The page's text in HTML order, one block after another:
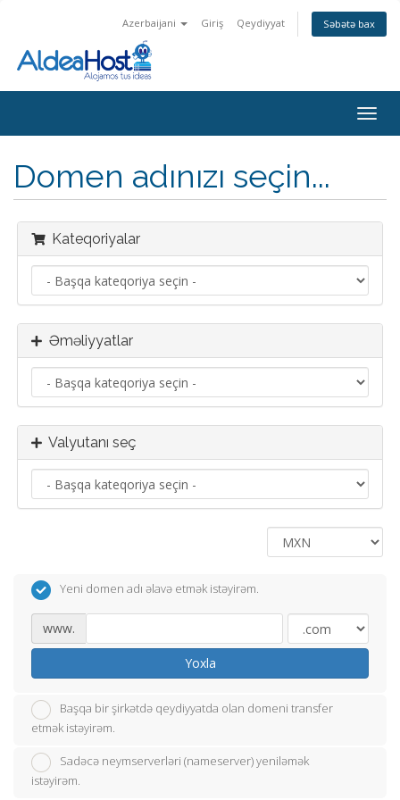
Azerbaijani Giriş Qeydiyyat Səbətə bax
keçid
Domen adınızı seçin...
Kateqoriyalar
Əməliyyatlar
Valyutanı seç
Yeni domen adı əlavə etmək istəyirəm.
www.
Yoxla
Başqa bir şirkətdə qeydiyyatda olan domeni transfer
etmək istəyirəm.
Sadəcə neymserverləri (nameserver) yeniləmək
istəyirəm.